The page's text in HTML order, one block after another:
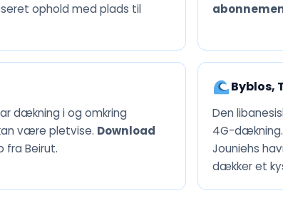
ophold med plads til
dækning i og omkring
være pletvise. Download
fra Beirut.
Byblos,
Den
4G-dækning.
Jouniehs
dækker et